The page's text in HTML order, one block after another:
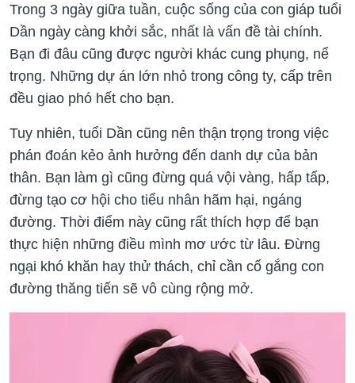
Trong 3 ngày giữa tuần, cuộc sống của con giáp tuổi
Dần ngày càng khởi sắc, nhất là vấn đề tài chính.
Bạn đi đâu cũng được người khác cung phụng, nể
trọng. Những dự án lớn nhỏ trong công ty, cấp trên
đều giao phó hết cho bạn.
Tuy nhiên, tuổi Dần cũng nên thận trọng trong việc
phán đoán kẻo ảnh hưởng đến danh dự của bản
thân. Bạn làm gì cũng đừng quá vội vàng, hấp tấp,
đừng tạo cơ hội cho tiểu nhân hãm hại, ngáng
đường. Thời điểm này cũng rất thích hợp để bạn
thực hiện những điều mình mơ ước từ lâu. Đừng
ngại khó khăn hay thử thách, chỉ cần cố gắng con
đường thăng tiến sẽ vô cùng rộng mở.